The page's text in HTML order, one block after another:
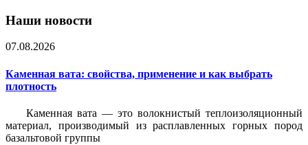
Наши новости
07.08.2026
Каменная вата: свойства, применение и как выбрать
плотность
Каменная вата — это волокнистый теплоизоляционный
материал, производимый из расплавленных горных пород
базальтовой группы